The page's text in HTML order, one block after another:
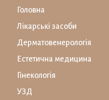
Головна
Лікарські засоби
Дерматовенерологія
Естетична медицина
Гінекологія
УЗД